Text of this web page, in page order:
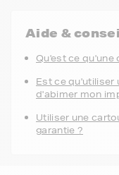
Aide &
Qu'est ce
Est ce
d'abimer mon
Utiliser une
garantie ?